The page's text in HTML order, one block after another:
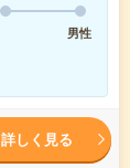
男性
詳しく見る